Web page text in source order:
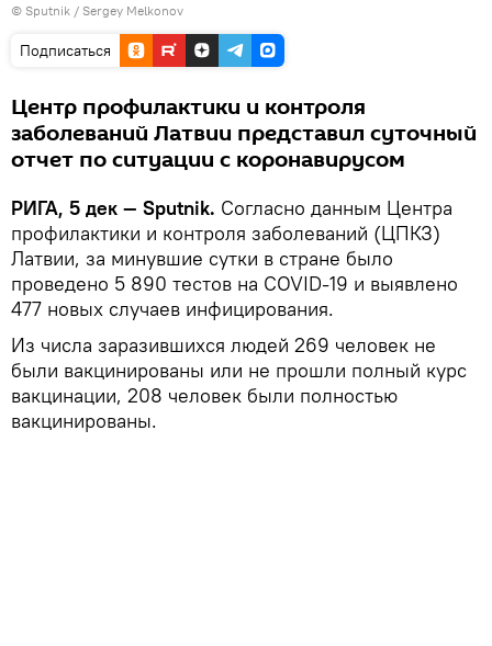
© Sputnik / Sergey Melkonov
Подписаться
Центр профилактики и контроля
заболеваний Латвии представил суточный
отчет по ситуации с коронавирусом
РИГА, 5 дек — Sputnik. Согласно данным Центра
профилактики и контроля заболеваний (ЦПКЗ)
Латвии, за минувшие сутки в стране было
проведено 5 890 тестов на COVID-19 и выявлено
477 новых случаев инфицирования.
Из числа заразившихся людей 269 человек не
были вакцинированы или не прошли полный курс
вакцинации, 208 человек были полностью
вакцинированы.